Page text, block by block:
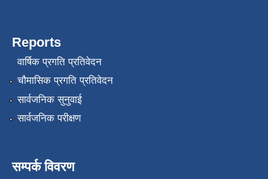
Reports
वार्षिक प्रगति प्रतिवेदन
चौमासिक प्रगति प्रतिवेदन
सार्वजनिक सुनुवाई
सार्वजनिक परीक्षण
सम्पर्क विवरण